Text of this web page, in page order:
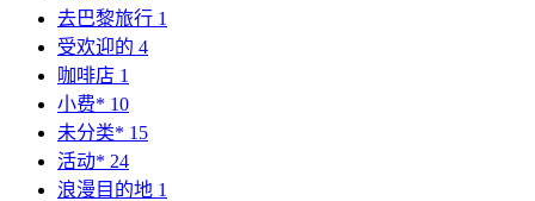
去巴黎旅行 1
受欢迎的 4
咖啡店 1
小费* 10
未分类* 15
活动* 24
浪漫目的地 1